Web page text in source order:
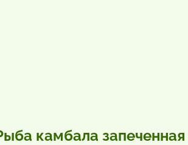
камбала запеченная